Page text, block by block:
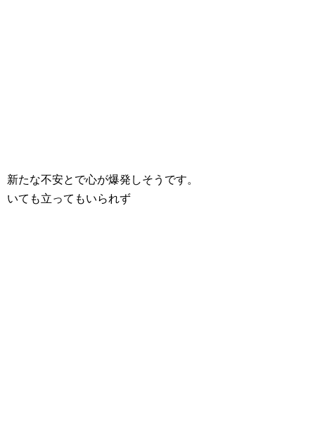
新たな不安とで心が爆発しそうです。
いても立ってもいられず